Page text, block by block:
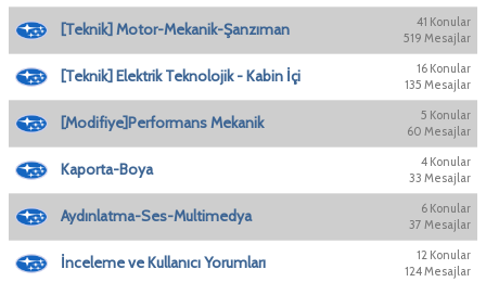
[Teknik] Motor-Mekanik-Şanzıman
41 Konular
519 Mesajlar
[Teknik] Elektrik Teknolojik - Kabin İçi
16 Konular
135 Mesajlar
[Modifiye]Performans Mekanik
5 Konular
60 Mesajlar
Kaporta-Boya
4 Konular
33 Mesajlar
Aydınlatma-Ses-Multimedya
6 Konular
37 Mesajlar
İnceleme ve Kullanıcı Yorumları
12 Konular
124 Mesajlar